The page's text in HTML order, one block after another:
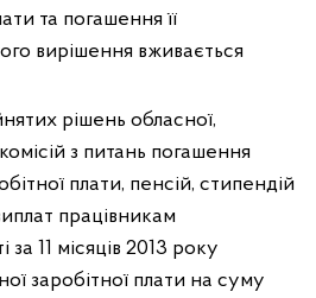
та погашення її
вирішення вживається
рішень обласної,
з питань погашення
плати, пенсій, стипендій
працівникам
11 місяців 2013 року
заробітної плати на суму